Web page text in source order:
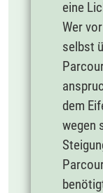
eine
Wer
selbst
dem
wegen